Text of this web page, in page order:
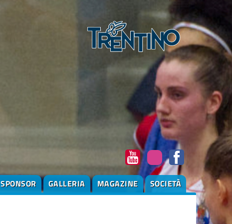
SPONSOR GALLERIA MAGAZINE SOCIETÀ